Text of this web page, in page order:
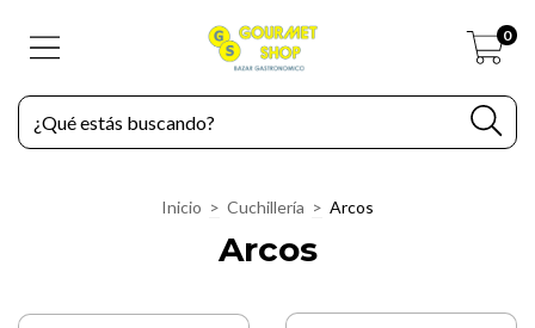
0
Inicio > Cuchillería > Arcos
Arcos